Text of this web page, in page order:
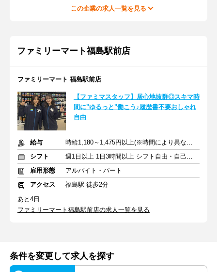
この企業の求人一覧を見る
ファミリーマート福島駅前店
ファミリーマート 福島駅前店
【ファミマスタッフ】居心地抜群◎スキマ時
間に"ゆるっと"働こう♪履歴書不要おしゃれ
自由
給与
時給1,180～1,475円以上(※時間により異なる) ＋ 交通費全額支給
シフト
週1日以上 1日3時間以上 シフト自由・自己申告
雇用形態
アルバイト・パート
アクセス
福島駅 徒歩2分
あと4日
ファミリーマート福島駅前店の求人一覧を見る
条件を変更して求人を探す